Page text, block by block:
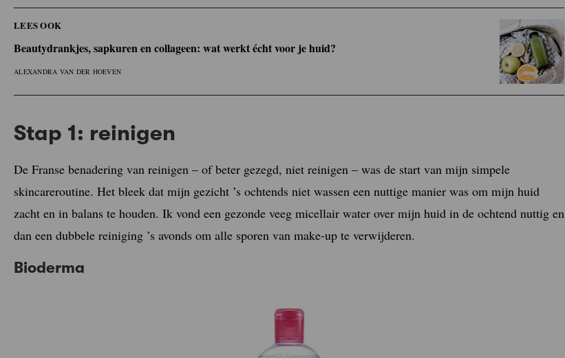
LEES OOK
Beautydrankjes, sapkuren en collageen: wat werkt écht voor je huid?
ALEXANDRA VAN DER HOEVEN
Stap 1: reinigen
De Franse benadering van reinigen – of beter gezegd, niet reinigen – was de start van mijn simpele
skincareroutine. Het bleek dat mijn gezicht ’s ochtends niet wassen een nuttige manier was om mijn huid
zacht en in balans te houden. Ik vond een gezonde veeg micellair water over mijn huid in de ochtend nuttig en
dan een dubbele reiniging ’s avonds om alle sporen van make-up te verwijderen.
Bioderma